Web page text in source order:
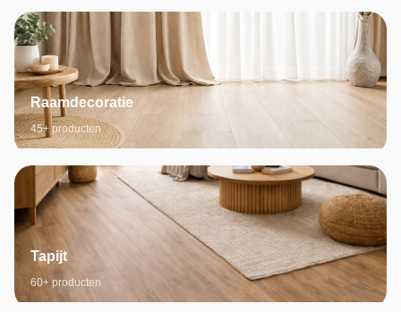
Raamdecoratie
45+ producten
Tapijt
60+ producten